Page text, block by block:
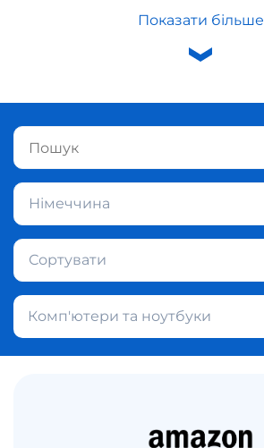
Показати більше
Німеччина
Сортувати
Комп'ютери та ноутбуки